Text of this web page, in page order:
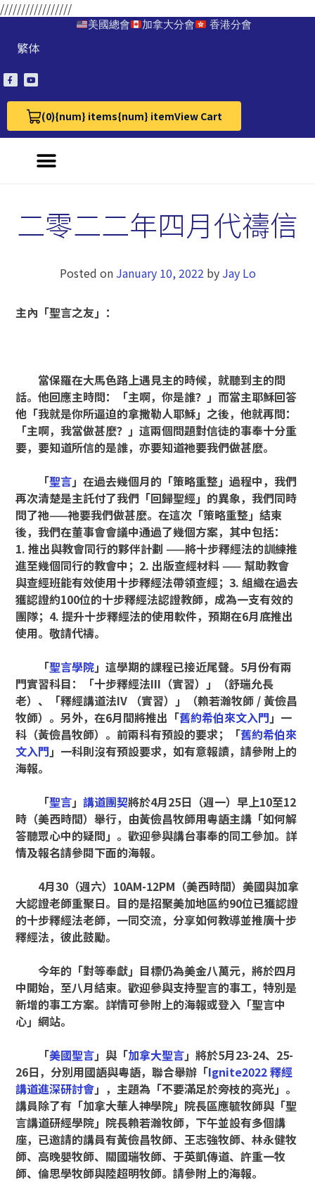
/////////////////
美國總會 加拿大分會 香港分會
繁体
(0)
View Cart 0{num} items{num} itemView Cart
二零二二年四月代禱信
Posted on January 10, 2022 by Jay Lo
主內「聖言之友」：
當保羅在大馬色路上遇見主的時候，就聽到主的問
話。他回應主時問：
「主啊，你是誰？」而當主耶穌回答
他 「我就是你所逼迫的拿撒勒人耶穌」之後，他就再問：
「主啊，我當做甚麼？」這兩個問題對信徒的事奉十分重
要，要知道所信的是誰，亦要知道祂要我們做甚麼。
「聖言」在過去幾個月的 「策略重整」過程中，我們
再次清楚是主託付了我們「回歸聖經」的異象，我們同時
問了祂——祂要我們做甚麼。在這次 「策略重整」結束
後，我們在董事會會議中通過了幾個方案，其中包括：
1.推出與教會同行的夥伴計劃 ——將十步釋經法的訓練推
進至幾個同行的教會中； 2. 出版查經材料—— 幫助教會
與查經班能有效使用十步釋經法帶領查經；3.組織在過去
獲認證約100位的十步釋經法認證教師，成為一支有效的
團隊； 4.提升十步釋經法的使用軟件，預期在6月底推出
使用。敬請代禱。
「聖言學院」這學期的課程已接近尾聲。 5月份有兩
門實習科目：「十步釋經法III （實習）」（舒瑞允長
老）、「釋經講道法IV （實習）」（賴若瀚牧師 /黃儉昌
牧師）。另外，在6月間將推出「舊約希伯來文入門 」一
科（黃儉昌牧師）。前兩科有預設的要求；「舊約希伯來
文入門 」一科則沒有預設要求，如有意報讀，請參附上的
海報。
「聖言」講道團契將於4月25日（週一）早上10至12
時 （美西時間）舉行，由黃儉昌牧師用粵語主講「如何解
答聽眾心中的疑問」。歡迎參與講台事奉的同工參加。詳
情及報名請參閱下面的海報。
4月30 （週六） 10AM-12PM （美西時間）美國與加拿
大認證老師重聚日。目的是招聚美加地區約90位已獲認證
的十步釋經法老師，一同交流，分享如何教導並推廣十步
釋經法，彼此鼓勵。
今年的「對等奉獻」目標仍為美金八萬元，將於四月
中開始，至八月結束。歡迎參與支持聖言的事工，特別是
新增的事工方案。詳情可參附上的海報或登入「聖言中
心」網站。
「美國聖言」與「加拿大聖言」將於5月23-24、 25-
26日，分別用國語與粵語，聯合舉辦「Ignite2022釋經
講道進深研討會」，主題為「不要滿足於旁枝的亮光」。
講員除了有「加拿大華人神學院」院長區應毓牧師與「聖
言講道研經學院」院長賴若瀚牧師，下午並設有多個講
座，已邀請的講員有黃儉昌牧師、王志強牧師、林永健牧
師、高晚嬰牧師、關國瑞牧師、于英凱傳道、許重一牧
師、倫思學牧師與陸超明牧師。請參附上的海報。